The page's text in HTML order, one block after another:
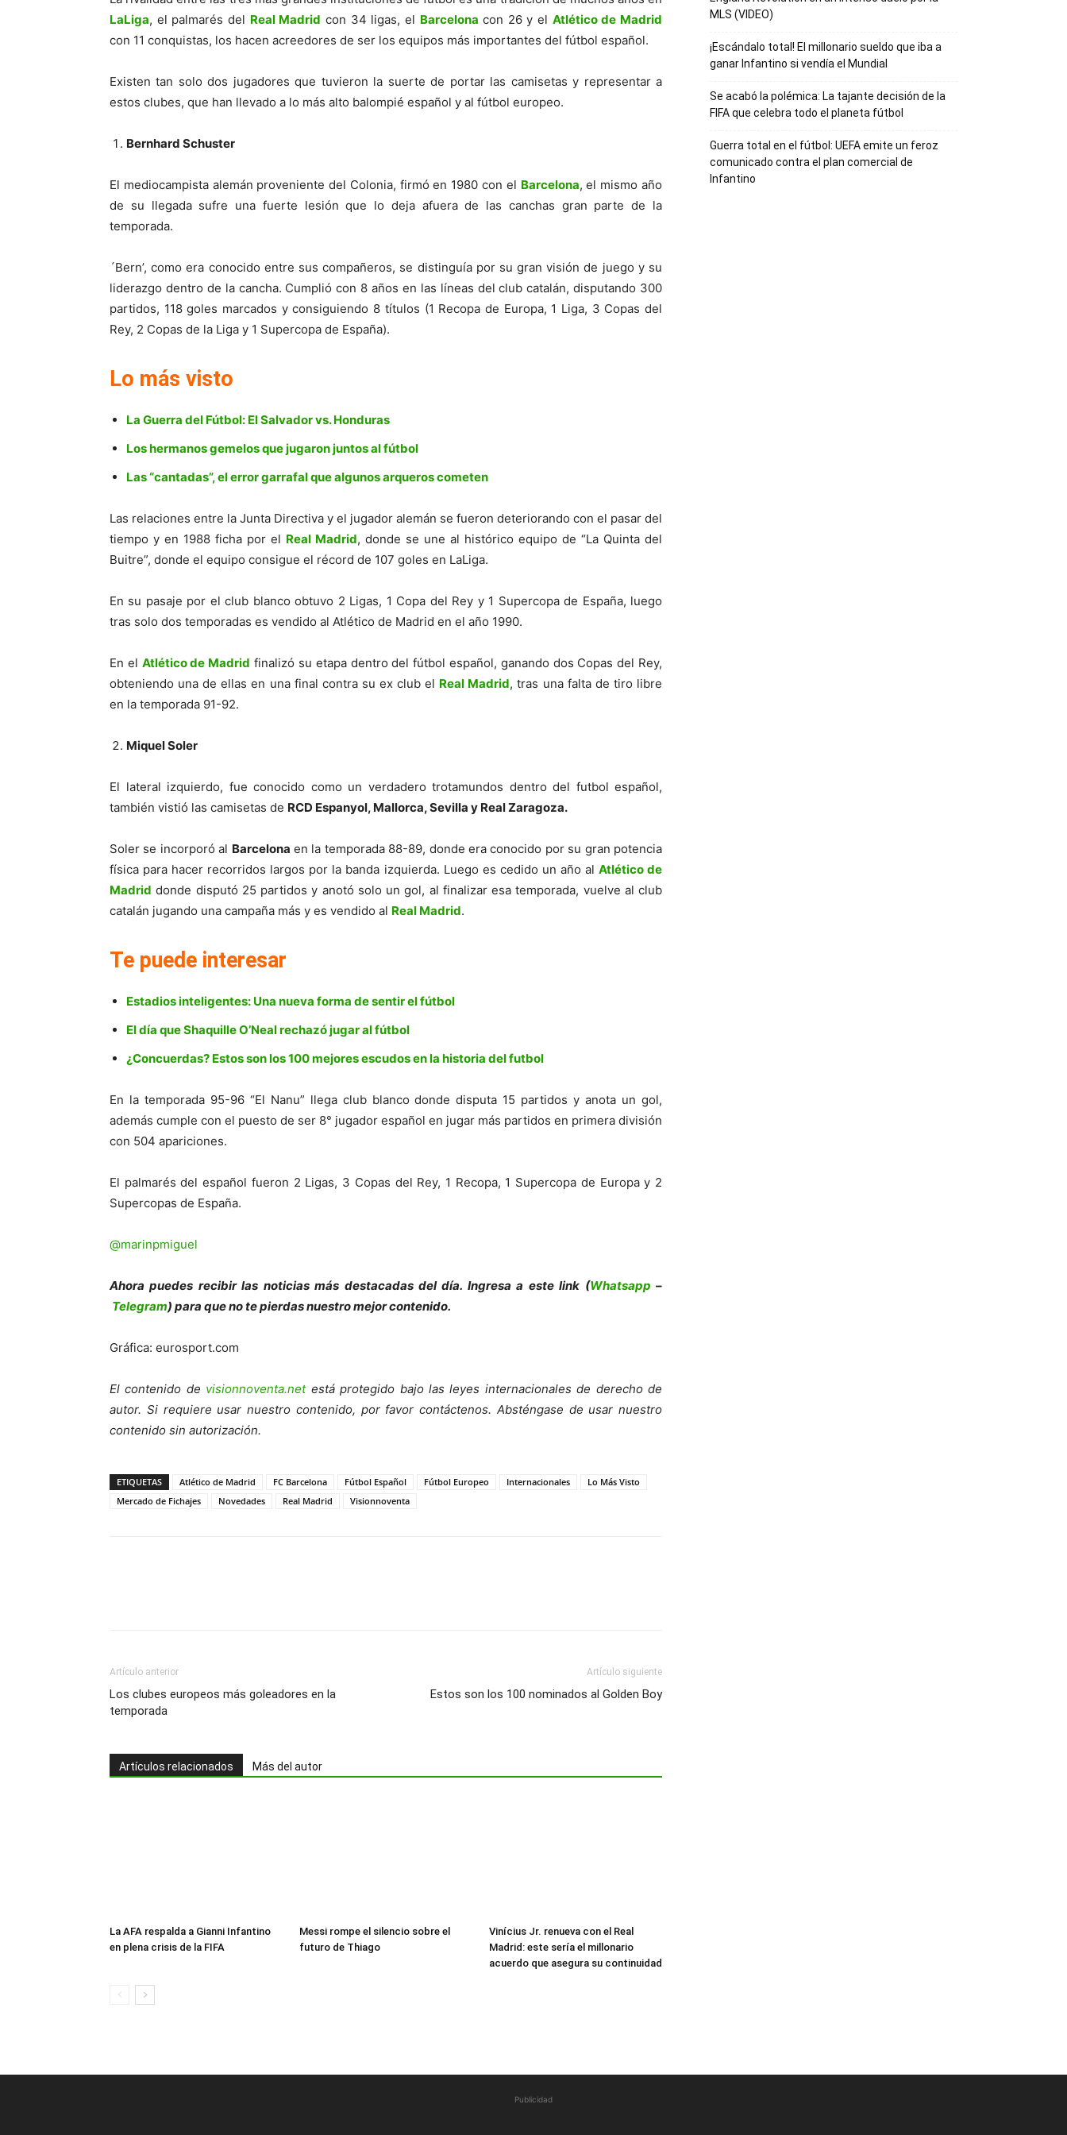
LaLiga, el palmarés del Real Madrid con 34 ligas, el Barcelona con 26 y el Atlético de Madrid
con 11 conquistas, los hacen acreedores de ser los equipos más importantes del fútbol español.
Existen tan solo dos jugadores que tuvieron la suerte de portar las camisetas y representar a
estos clubes, que han llevado a lo más alto balompié español y al fútbol europeo.
Bernhard Schuster
El mediocampista alemán proveniente del Colonia, firmó en 1980 con el Barcelona, el mismo año
de su llegada sufre una fuerte lesión que lo deja afuera de las canchas gran parte de la
temporada.
´Bern’, como era conocido entre sus compañeros, se distinguía por su gran visión de juego y su
liderazgo dentro de la cancha. Cumplió con 8 años en las líneas del club catalán, disputando 300
partidos, 118 goles marcados y consiguiendo 8 títulos (1 Recopa de Europa, 1 Liga, 3 Copas del
Rey, 2 Copas de la Liga y 1 Supercopa de España).
Lo más visto
La Guerra del Fútbol: El Salvador vs. Honduras
Los hermanos gemelos que jugaron juntos al fútbol
Las “cantadas”, el error garrafal que algunos arqueros cometen
Las relaciones entre la Junta Directiva y el jugador alemán se fueron deteriorando con el pasar del
tiempo y en 1988 ficha por el Real Madrid, donde se une al histórico equipo de “La Quinta del
Buitre”, donde el equipo consigue el récord de 107 goles en LaLiga.
En su pasaje por el club blanco obtuvo 2 Ligas, 1 Copa del Rey y 1 Supercopa de España, luego
tras solo dos temporadas es vendido al Atlético de Madrid en el año 1990.
En el Atlético de Madrid finalizó su etapa dentro del fútbol español, ganando dos Copas del Rey,
obteniendo una de ellas en una final contra su ex club el Real Madrid, tras una falta de tiro libre
en la temporada 91-92.
Miquel Soler
El lateral izquierdo, fue conocido como un verdadero trotamundos dentro del futbol español,
también vistió las camisetas de RCD Espanyol, Mallorca, Sevilla y Real Zaragoza.
Soler se incorporó al Barcelona en la temporada 88-89, donde era conocido por su gran potencia
física para hacer recorridos largos por la banda izquierda. Luego es cedido un año al Atlético de
Madrid donde disputó 25 partidos y anotó solo un gol, al finalizar esa temporada, vuelve al club
catalán jugando una campaña más y es vendido al Real Madrid.
Te puede interesar
Estadios inteligentes: Una nueva forma de sentir el fútbol
El día que Shaquille O’Neal rechazó jugar al fútbol
¿Concuerdas? Estos son los 100 mejores escudos en la historia del futbol
En la temporada 95-96 “El Nanu” llega club blanco donde disputa 15 partidos y anota un gol,
además cumple con el puesto de ser 8° jugador español en jugar más partidos en primera división
con 504 apariciones.
El palmarés del español fueron 2 Ligas, 3 Copas del Rey, 1 Recopa, 1 Supercopa de Europa y 2
Supercopas de España.
@marinpmiguel
Ahora puedes recibir las noticias más destacadas del día. Ingresa a este link (Whatsapp –
Telegram) para que no te pierdas nuestro mejor contenido.
Gráfica: eurosport.com
El contenido de visionnoventa.netestá protegido bajo las leyes internacionales de derecho de
autor. Si requiere usar nuestro contenido, por favor contáctenos. Absténgase de usar nuestro
contenido sin autorización.
ETIQUETAS Atlético de Madrid FC Barcelona Fútbol Español Fútbol Europeo Internacionales
Lo Más Visto
Mercado de Fichajes
Novedades Real Madrid Visionnoventa
Artículo anterior
Los clubes europeos más goleadores en la
temporada
Artículo siguiente
Estos son los 100 nominados al Golden Boy
Artículos relacionados Más del autor
La AFA respalda a Gianni Infantino
en plena crisis de la FIFA
Messi rompe el silencio sobre el
futuro de Thiago
Vinícius Jr. renueva con el Real
Madrid: este sería el millonario
acuerdo que asegura su continuidad
MLS (VIDEO)
¡Escándalo total! El millonario sueldo que iba a
ganar Infantino si vendía el Mundial
Se acabó la polémica: La tajante decisión de la
FIFA que celebra todo el planeta fútbol
Guerra total en el fútbol: UEFA emite un feroz
comunicado contra el plan comercial de
Infantino
Publicidad